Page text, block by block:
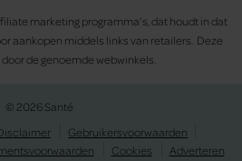
marketing programma’s, dat houdt in dat
aankopen middels links van retailers. Deze
de genoemde webwinkels.
© 2026 Santé
Gebruikersvoorwaarden
Cookies
Adverteren